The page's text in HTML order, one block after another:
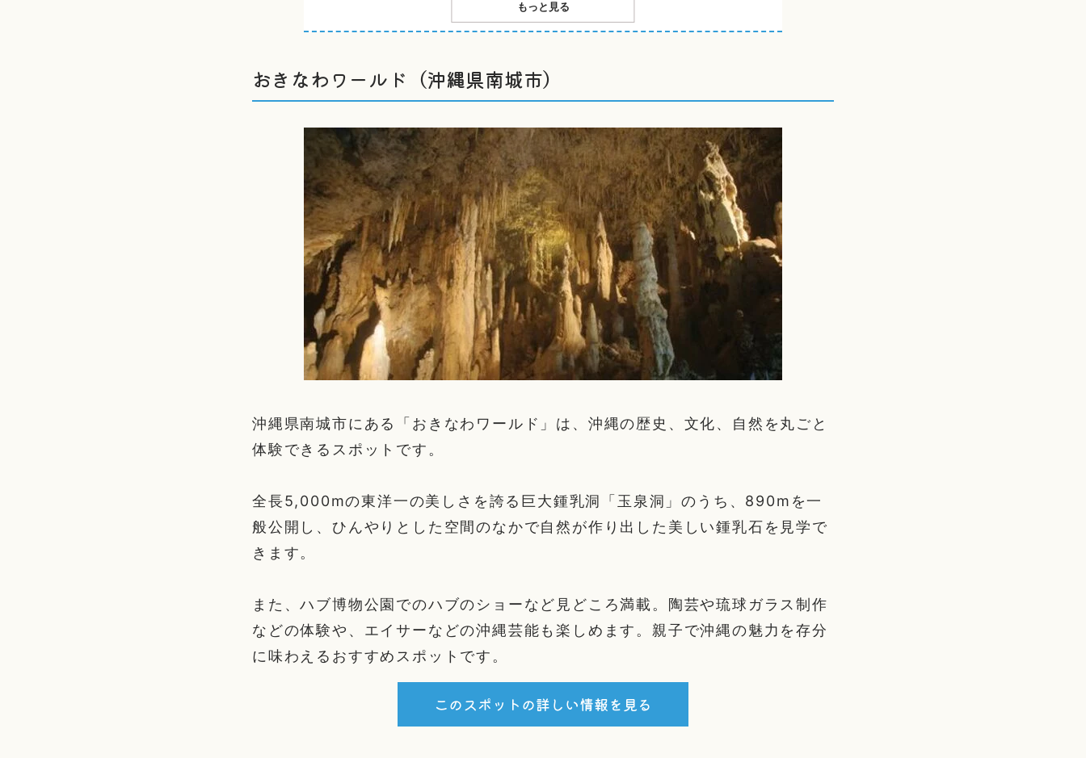
もっと見る
おきなわワールド（沖縄県南城市）
沖縄県南城市にある「おきなわワールド」は、沖縄の歴史、文化、自然を丸ごと
体験できるスポットです。
全長5,000mの東洋一の美しさを誇る巨大鍾乳洞「玉泉洞」のうち、890mを一
般公開し、ひんやりとした空間のなかで自然が作り出した美しい鍾乳石を見学で
きます。
また、ハブ博物公園でのハブのショーなど見どころ満載。陶芸や琉球ガラス制作
などの体験や、エイサーなどの沖縄芸能も楽しめます。親子で沖縄の魅力を存分
に味わえるおすすめスポットです。
このスポットの詳しい情報を見る